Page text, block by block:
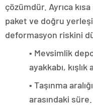
çözümdür. Ayrıca
paket ve doğru
deformasyon riskini
• Mevsimlik
ayakkabı, kışlık
• Taşınma
arasındaki süre.